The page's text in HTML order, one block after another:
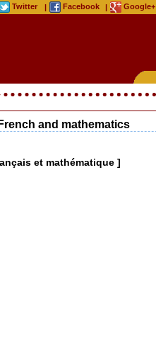
Twitter | Facebook | Google+
and mathematics
et mathématique ]